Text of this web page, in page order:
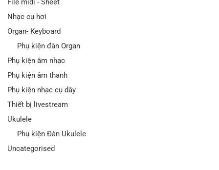
File midi - Sheet
Nhạc cụ hơi
Organ- Keyboard
Phụ kiện đàn Organ
Phụ kiện âm nhạc
Phụ kiện âm thanh
Phụ kiện nhạc cụ dây
Thiết bị livestream
Ukulele
Phụ kiện Đàn Ukulele
Uncategorised